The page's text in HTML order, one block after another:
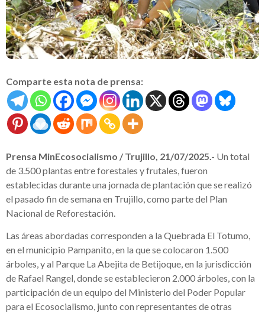
Comparte esta nota de prensa:
Prensa MinEcosocialismo / Trujillo, 21/07/2025.- Un total
de 3.500 plantas entre forestales y frutales, fueron
establecidas durante una jornada de plantación que se realizó
el pasado fin de semana en Trujillo, como parte del Plan
Nacional de Reforestación.
Las áreas abordadas corresponden a la Quebrada El Totumo,
en el municipio Pampanito, en la que se colocaron 1.500
árboles, y al Parque La Abejita de Betijoque, en la jurisdicción
de Rafael Rangel, donde se establecieron 2.000 árboles, con la
participación de un equipo del Ministerio del Poder Popular
para el Ecosocialismo, junto con representantes de otras